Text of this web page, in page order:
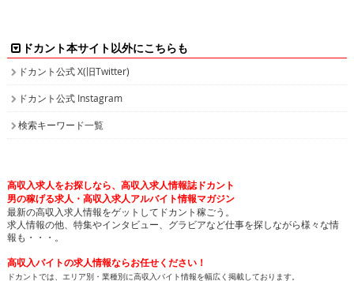
ドカント公式 X(旧Twitter)
ドカント公式 Instagram
検索キーワード一覧
男の稼げる求人・高収入求人アルバイト情報マガジン
最新の高収入求人情報をゲットしてドカント稼ごう。
求人情報の他、特集やインタビュー、グラビアなど仕事を探しながら様々な情
報も・・・。
高収入バイトの求人情報ならお任せください！
ドカントでは、エリア別・業種別に高収入バイト情報を幅広く掲載しております。
注目のピックアップ求人も定期的に更新して参りますので、是非チェックしてみてください。